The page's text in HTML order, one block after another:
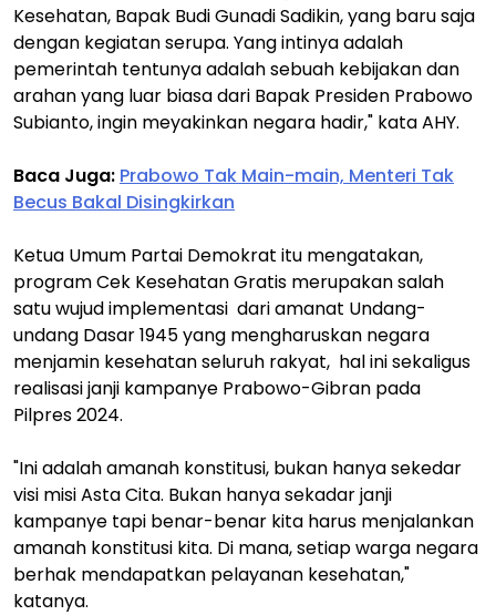
Kesehatan, Bapak Budi Gunadi Sadikin, yang baru saja
dengan kegiatan serupa. Yang intinya adalah
pemerintah tentunya adalah sebuah kebijakan dan
arahan yang luar biasa dari Bapak Presiden Prabowo
Subianto, ingin meyakinkan negara hadir," kata AHY.
Baca Juga: Prabowo Tak Main-main, Menteri Tak
Becus Bakal Disingkirkan
Ketua Umum Partai Demokrat itu mengatakan,
program Cek Kesehatan Gratis merupakan salah
satu wujud implementasi dari amanat Undang-
undang Dasar 1945 yang mengharuskan negara
menjamin kesehatan seluruh rakyat, hal ini sekaligus
realisasi janji kampanye Prabowo-Gibran pada
Pilpres 2024.
"Ini adalah amanah konstitusi, bukan hanya sekedar
visi misi Asta Cita. Bukan hanya sekadar janji
kampanye tapi benar-benar kita harus menjalankan
amanah konstitusi kita. Di mana, setiap warga negara
berhak mendapatkan pelayanan kesehatan,"
katanya.